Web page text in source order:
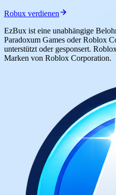
Robux verdienen
EzBux ist eine unabhängige
Paradoxum Games oder Roblox
unterstützt oder gesponsert.
Marken von Roblox Corporation.